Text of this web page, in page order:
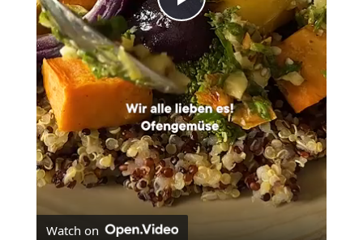
Play
Video
Watch on